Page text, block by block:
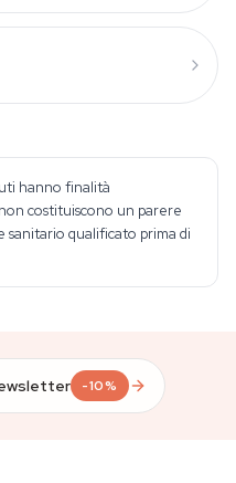
hanno finalità
costituiscono un parere
qualificato prima di
-10%